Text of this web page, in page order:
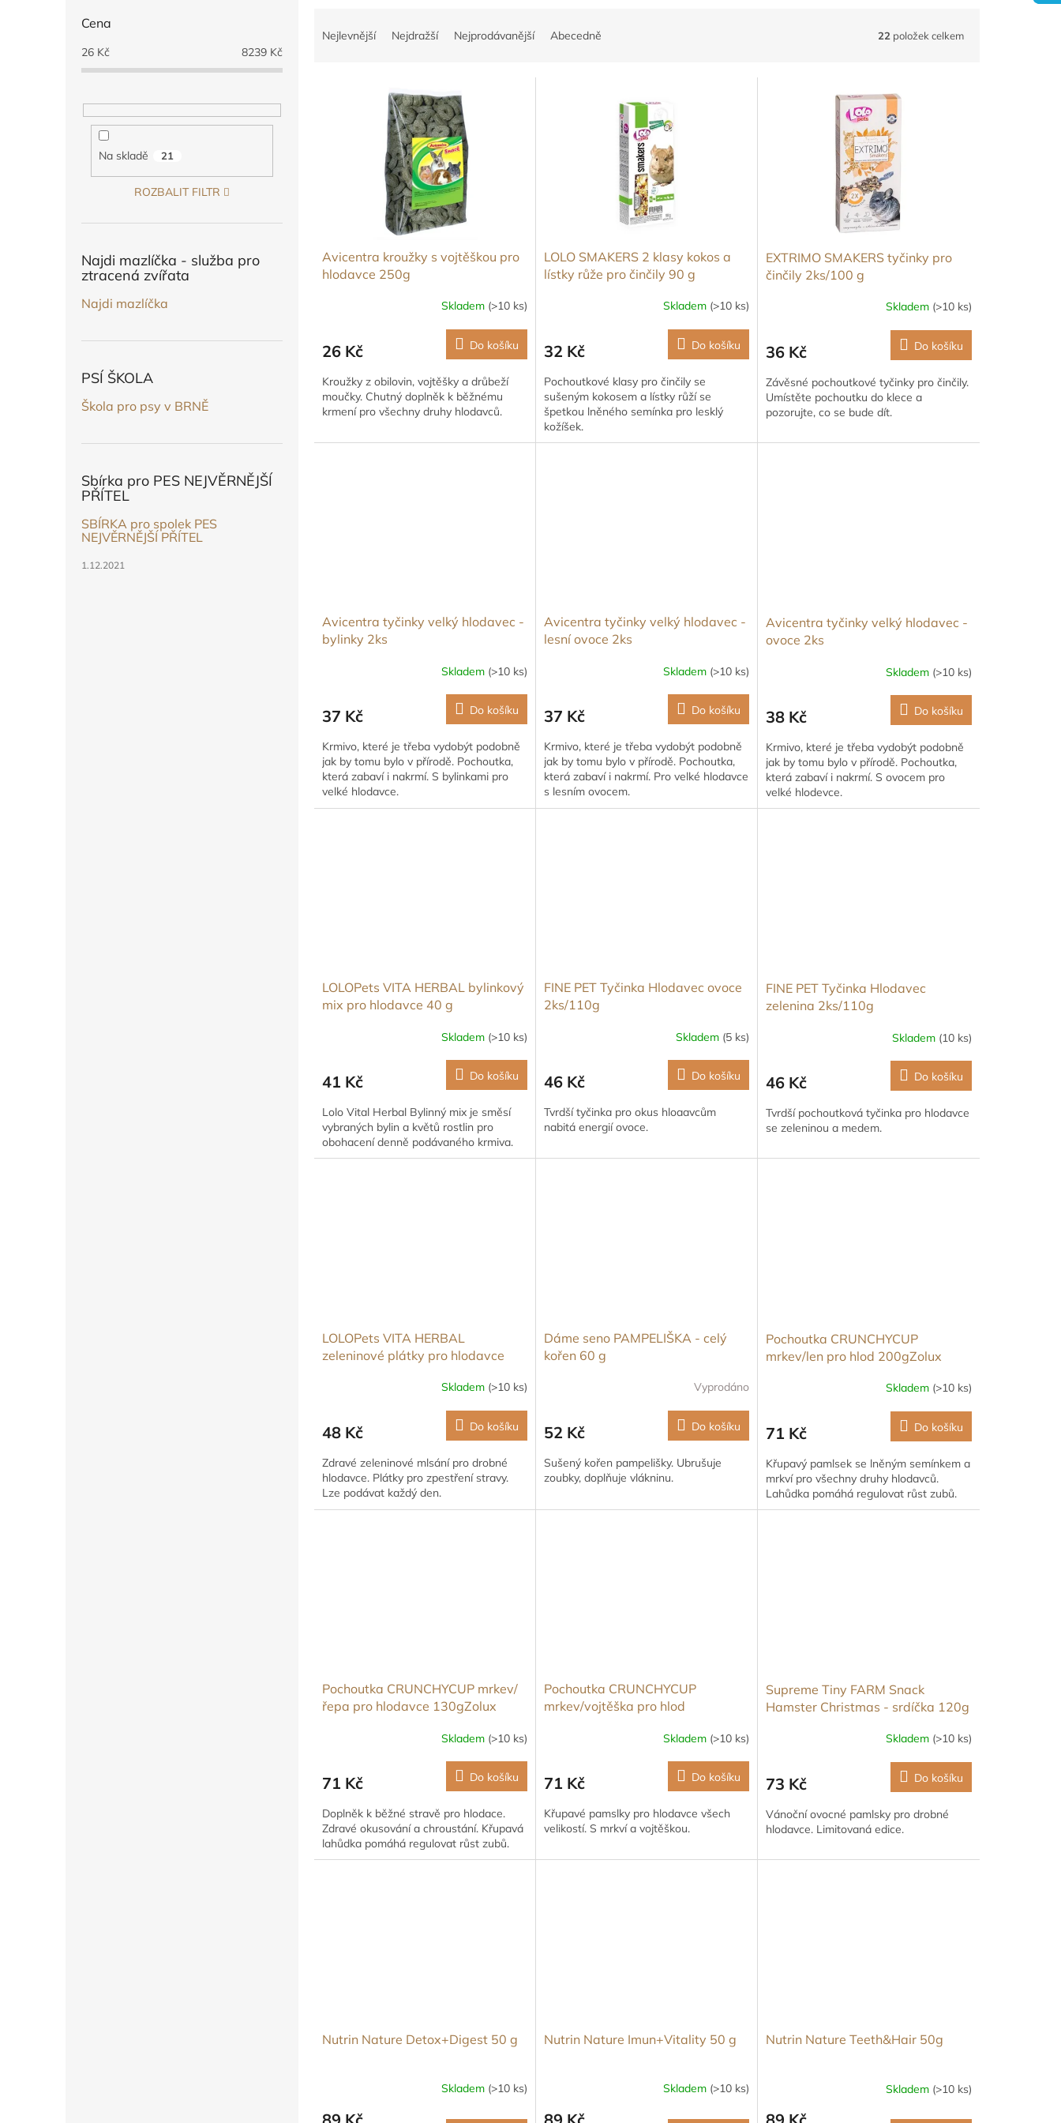
Cena
26 Kč 8239 Kč
Na skladě 21
ROZBALIT FILTR
Najdi mazlíčka - služba pro
ztracená zvířata
Najdi mazlíčka
PSÍ ŠKOLA
Škola pro psy v BRNĚ
Sbírka pro PES NEJVĚRNĚJŠÍ
PŘÍTEL
SBÍRKA pro spolek PES
NEJVĚRNĚJŠÍ PŘÍTEL
1.12.2021
Nejlevnější Nejdražší Nejprodávanější Abecedně 22 položek celkem
Avicentra kroužky s vojtěškou pro
hlodavce 250g
Skladem (>10 ks)
26 Kč Do košíku
Kroužky z obilovin, vojtěšky a drůbeží
moučky. Chutný doplněk k běžnému
krmení pro všechny druhy hlodavců.
LOLO SMAKERS 2 klasy kokos a
lístky růže pro činčily 90 g
Skladem (>10 ks)
32 Kč Do košíku
Pochoutkové klasy pro činčily se
sušeným kokosem a lístky růží se
špetkou lněného semínka pro lesklý
kožíšek.
EXTRIMO SMAKERS tyčinky pro
činčily 2ks/100 g
Skladem (>10 ks)
36 Kč Do košíku
Závěsné pochoutkové tyčinky pro činčily.
Umístěte pochoutku do klece a
pozorujte, co se bude dít.
Avicentra tyčinky velký hlodavec -
bylinky 2ks
Skladem (>10 ks)
37 Kč Do košíku
Krmivo, které je třeba vydobýt podobně
jak by tomu bylo v přírodě. Pochoutka,
která zabaví i nakrmí. S bylinkami pro
velké hlodavce.
Avicentra tyčinky velký hlodavec -
lesní ovoce 2ks
Skladem (>10 ks)
37 Kč Do košíku
Krmivo, které je třeba vydobýt podobně
jak by tomu bylo v přírodě. Pochoutka,
která zabaví i nakrmí. Pro velké hlodavce
s lesním ovocem.
Avicentra tyčinky velký hlodavec -
ovoce 2ks
Skladem (>10 ks)
38 Kč Do košíku
Krmivo, které je třeba vydobýt podobně
jak by tomu bylo v přírodě. Pochoutka,
která zabaví i nakrmí. S ovocem pro
velké hlodevce.
LOLOPets VITA HERBAL bylinkový
mix pro hlodavce 40 g
Skladem (>10 ks)
41 Kč Do košíku
Lolo Vital Herbal Bylinný mix je směsí
vybraných bylin a květů rostlin pro
obohacení denně podávaného krmiva.
FINE PET Tyčinka Hlodavec ovoce
2ks/110g
Skladem (5 ks)
46 Kč Do košíku
Tvrdší tyčinka pro okus hloaavcům
nabitá energií ovoce.
FINE PET Tyčinka Hlodavec
zelenina 2ks/110g
Skladem (10 ks)
46 Kč Do košíku
Tvrdší pochoutková tyčinka pro hlodavce
se zeleninou a medem.
LOLOPets VITA HERBAL
zeleninové plátky pro hlodavce
Skladem (>10 ks)
48 Kč Do košíku
Zdravé zeleninové mlsání pro drobné
hlodavce. Plátky pro zpestření stravy.
Lze podávat každý den.
Dáme seno PAMPELIŠKA - celý
kořen 60 g
Vyprodáno
52 Kč Do košíku
Sušený kořen pampelišky. Ubrušuje
zoubky, doplňuje vlákninu.
Pochoutka CRUNCHYCUP
mrkev/len pro hlod 200gZolux
Skladem (>10 ks)
71 Kč Do košíku
Křupavý pamlsek se lněným semínkem a
mrkví pro všechny druhy hlodavců.
Lahůdka pomáhá regulovat růst zubů.
Pochoutka CRUNCHYCUP mrkev/
řepa pro hlodavce 130gZolux
Skladem (>10 ks)
71 Kč Do košíku
Doplněk k běžné stravě pro hlodace.
Zdravé okusování a chroustání. Křupavá
lahůdka pomáhá regulovat růst zubů.
Pochoutka CRUNCHYCUP
mrkev/vojtěška pro hlod
Skladem (>10 ks)
71 Kč Do košíku
Křupavé pamslky pro hlodavce všech
velikostí. S mrkví a vojtěškou.
Supreme Tiny FARM Snack
Hamster Christmas - srdíčka 120g
Skladem (>10 ks)
73 Kč Do košíku
Vánoční ovocné pamlsky pro drobné
hlodavce. Limitovaná edice.
Nutrin Nature Detox+Digest 50 g
Skladem (>10 ks)
Nutrin Nature Imun+Vitality 50 g
Skladem (>10 ks)
Nutrin Nature Teeth&Hair 50g
Skladem (>10 ks)